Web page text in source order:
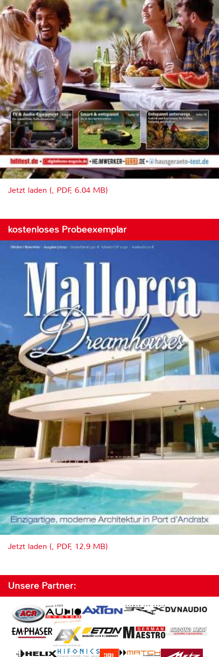
Jetzt laden (, PDF, 6.04 MB)
kostenloses Probeexemplar
Jetzt laden (, PDF, 12.9 MB)
Unsere Partner: